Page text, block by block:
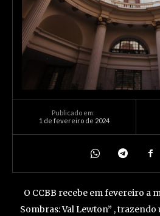
Publicado em:
1 de fevereiro de 2024
O CCBB recebe em fevereiro a
Sombras: Val Lewton” ,